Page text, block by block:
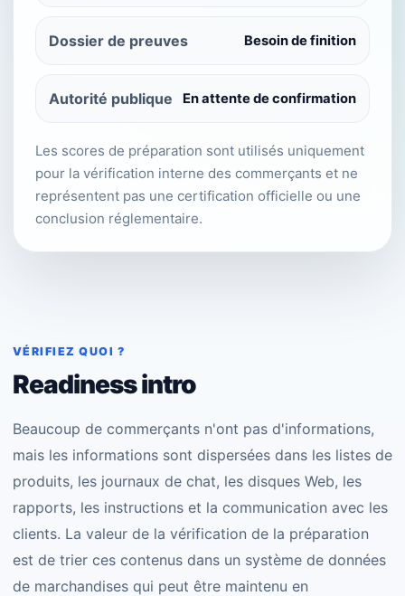
Dossier de preuves Besoin de finition
Autorité publique En attente de confirmation
Les scores de préparation sont utilisés uniquement
pour la vérification interne des commerçants et ne
représentent pas une certification officielle ou une
conclusion réglementaire.
VÉRIFIEZ QUOI ?
Readiness intro
Beaucoup de commerçants n'ont pas d'informations,
mais les informations sont dispersées dans les listes de
produits, les journaux de chat, les disques Web, les
rapports, les instructions et la communication avec les
clients. La valeur de la vérification de la préparation
est de trier ces contenus dans un système de données
de marchandises qui peut être maintenu en